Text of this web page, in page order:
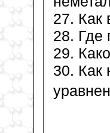
27. Как
28. Где
29.
30. Как